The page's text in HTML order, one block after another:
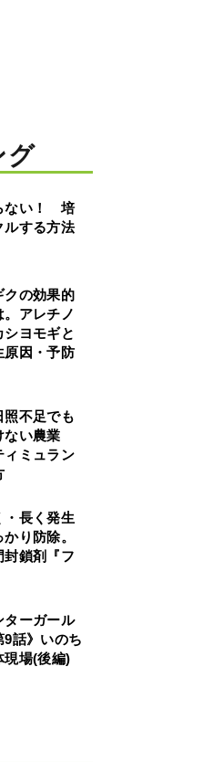
グ
ない！ 培
ルする方法
クの効果的
アレチノ
シヨモギと
原因・予防
照不足でも
ない農業
ィミュラン
・長く発生
り防除。
封鎖剤『フ
ターガール
話》いのち
現場(後編)